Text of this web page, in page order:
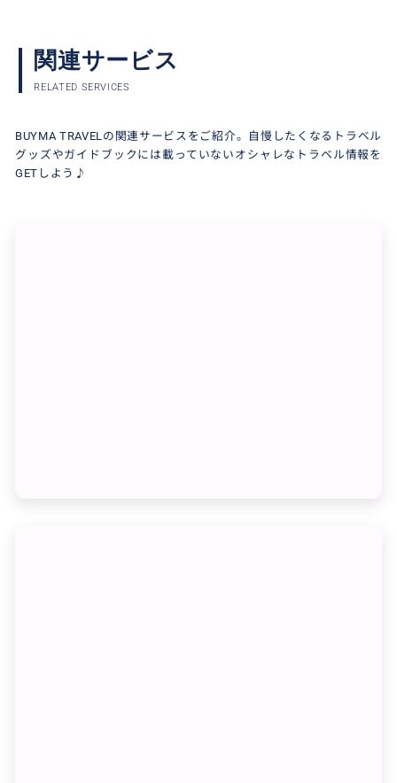
関連サービス
RELATED SERVICES
BUYMA TRAVELの関連サービスをご紹介。自慢したくなるトラベル
グッズやガイドブックには載っていないオシャレなトラベル情報を
GETしよう♪